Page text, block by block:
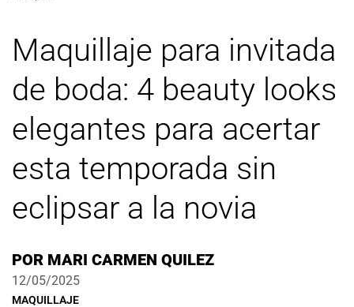
Maquillaje para invitada
de boda: 4 beauty looks
elegantes para acertar
esta temporada sin
eclipsar a la novia
POR MARI CARMEN QUILEZ
12/05/2025
MAQUILLAJE